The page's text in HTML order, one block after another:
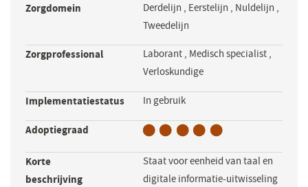
Zorgdomein Derdelijn , Eerstelijn , Nuldelijn ,
Tweedelijn
Zorgprofessional Laborant , Medisch specialist ,
Verloskundige
Implementatiestatus In gebruik
Adoptiegraad
Korte
beschrijving
Staat voor eenheid van taal en
digitale informatie-uitwisseling